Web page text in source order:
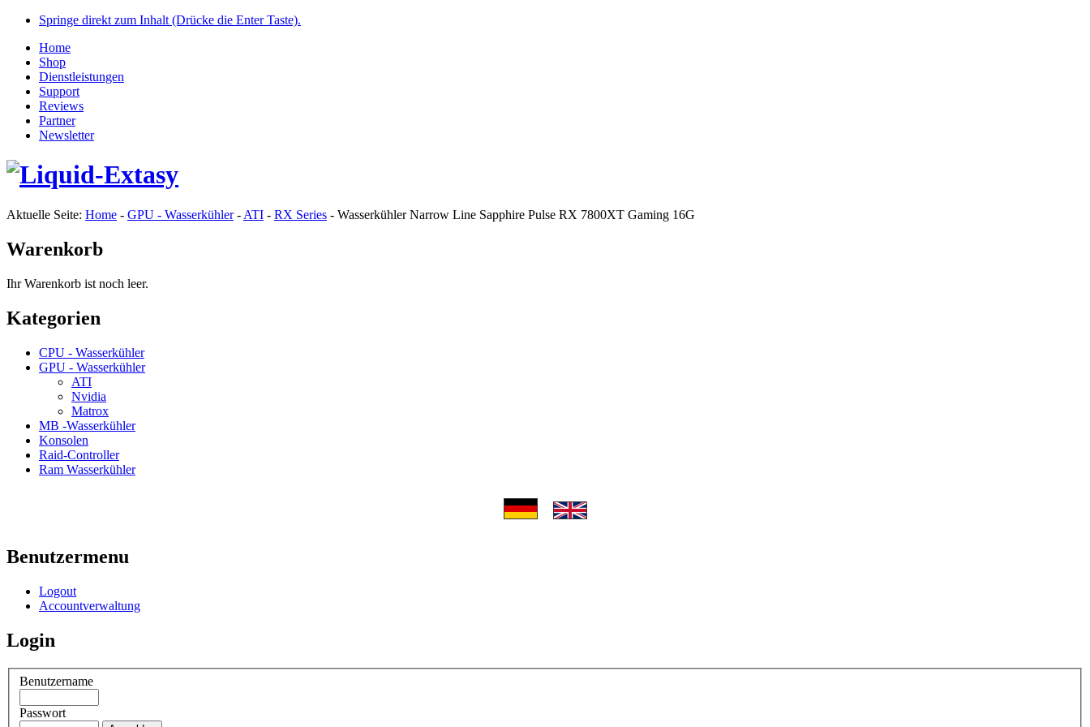
Springe direkt zum Inhalt (Drücke die Enter Taste).
Home
Shop
Dienstleistungen
Support
Reviews
Partner
Newsletter
Aktuelle Seite: Home - GPU - Wasserkühler- ATI - RX Series - Wasserkühler Narrow Line Sapphire Pulse RX 7800XT Gaming 16G
Warenkorb
Ihr Warenkorb ist noch leer.
Kategorien
CPU - Wasserkühler
GPU - Wasserkühler
ATI
Nvidia
Matrox
MB -Wasserkühler
Konsolen
Raid-Controller
Ram Wasserkühler
Benutzermenu
Logout
Accountverwaltung
Login
Benutzername
Passwort